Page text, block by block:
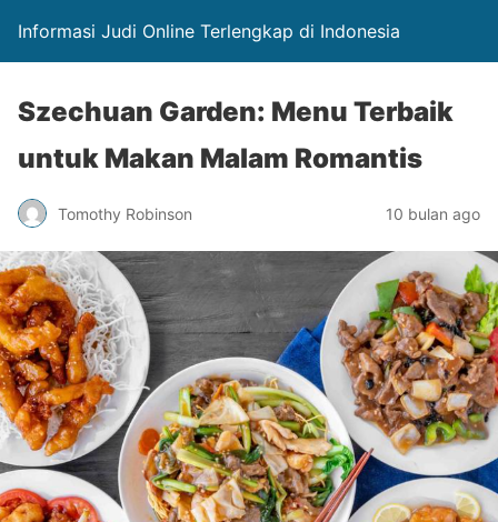
Informasi Judi Online Terlengkap di Indonesia
Szechuan Garden: Menu Terbaik
untuk Makan Malam Romantis
Tomothy Robinson 10 bulan ago